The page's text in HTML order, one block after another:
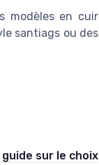
modèles en cuir
santiags ou des
sur le choix